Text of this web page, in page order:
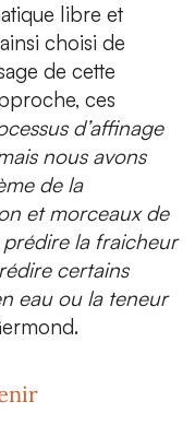
libre et
choisi de
de cette
ces
d’affinage
nous avons
de la
et morceaux de
prédire la fraicheur
certains
eau ou la teneur